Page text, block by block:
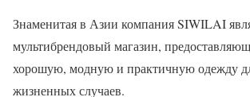
Знаменитая в Азии компания SIWILAI
мультибрендовый магазин,
хорошую, модную и практичную одежду
жизненных случаев.